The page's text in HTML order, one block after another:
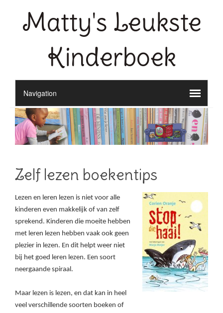
Matty's Leukste
Kinderboek
Zelf lezen boekentips
Lezen en leren lezen is niet voor alle
kinderen even makkelijk of van zelf
sprekend. Kinderen die moeite hebben
met leren lezen hebben vaak ook geen
plezier in lezen. En dit helpt weer niet
bij het goed leren lezen. Een soort
neergaande spiraal.
Maar lezen is lezen, en dat kan in heel
veel verschillende soorten boeken of